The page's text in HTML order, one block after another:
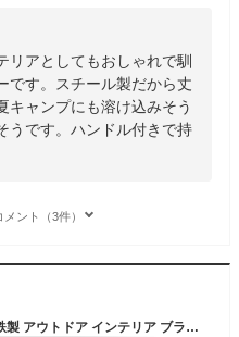
リアとしてもおしゃれで馴
です。スチール製だから丈
キャンプにも溶け込みそう
うです。ハンドル付きで持
ント（3件）
蚊取り線香入れ おしゃれ 持ち運び 鉄製 アウトドア インテリア ブラック/ レッド/ イエロー/ ブラウン